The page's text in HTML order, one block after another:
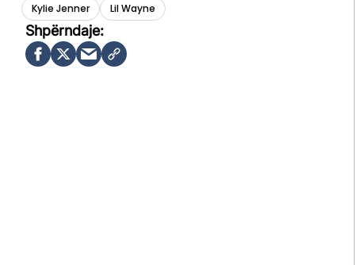
Kylie Jenner Lil Wayne